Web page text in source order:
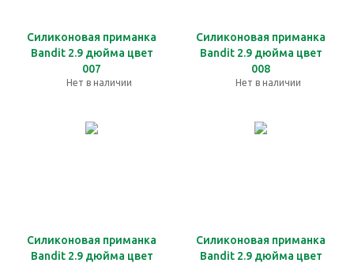
Силиконовая приманка
Bandit 2.9 дюйма цвет
007
Нет в наличии
Силиконовая приманка
Bandit 2.9 дюйма цвет
008
Нет в наличии
Силиконовая приманка
Bandit 2.9 дюйма цвет
Силиконовая приманка
Bandit 2.9 дюйма цвет